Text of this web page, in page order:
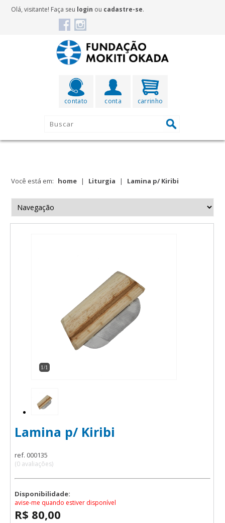
Olá, visitante! Faça seu login ou cadastre-se.
carrinho
conta
contato
Você está em: home | Liturgia | Lamina p/ Kiribi
1/1
Lamina p/ Kiribi
ref. 000135
(0 avaliações)
Disponibilidade:
avise-me quando estiver disponível
R$ 80,00